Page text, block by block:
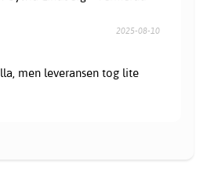
2025-08-10
men leveransen tog lite